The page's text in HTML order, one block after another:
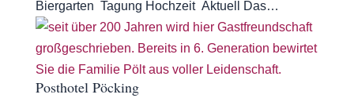
Biergarten Tagung Hochzeit Aktuell Das…
Posthotel Pöcking